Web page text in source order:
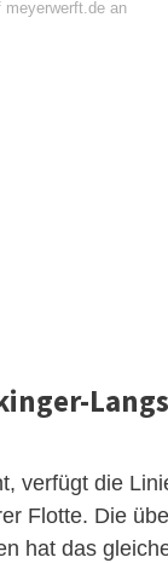
meyerwerft.de an
verfügt die
Flotte. Die
hat das